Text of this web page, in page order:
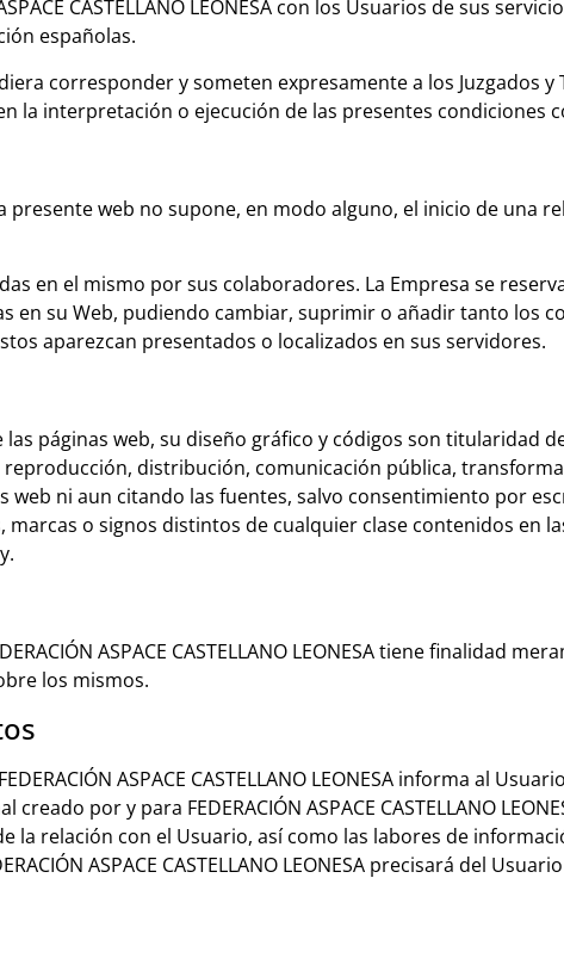
CASTELLANO LEONESA con los Usuarios de sus
españolas.
corresponder y someten expresamente a los Juzgados y
la interpretación o ejecución de las presentes condiciones
presente web no supone, en modo alguno, el inicio de una
en el mismo por sus colaboradores. La Empresa se
en su Web, pudiendo cambiar, suprimir o añadir tanto los
aparezcan presentados o localizados en sus servidores.
páginas web, su diseño gráfico y códigos son titularidad de
reproducción, distribución, comunicación pública,
ni aun citando las fuentes, salvo consentimiento por
marcas o signos distintos de cualquier clase contenidos en
ASPACE CASTELLANO LEONESA tiene finalidad
los mismos.
ASPACE CASTELLANO LEONESA informa al
por y para FEDERACIÓN ASPACE CASTELLANO
la relación con el Usuario, así como las labores de
ASPACE CASTELLANO LEONESA precisará del